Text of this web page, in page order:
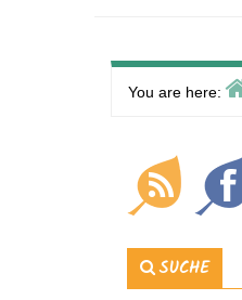
You are here:
Primary
Sidebar
SUCHE